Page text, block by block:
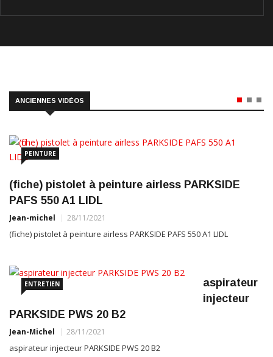
ANCIENNES VIDÉOS
PEINTURE
(fiche) pistolet à peinture airless PARKSIDE
PAFS 550 A1 LIDL
Jean-michel 28/11/2021
(fiche) pistolet à peinture airless PARKSIDE PAFS 550 A1 LIDL
ENTRETIEN
aspirateur
injecteur
PARKSIDE PWS 20 B2
Jean-Michel 28/11/2021
aspirateur injecteur PARKSIDE PWS 20 B2